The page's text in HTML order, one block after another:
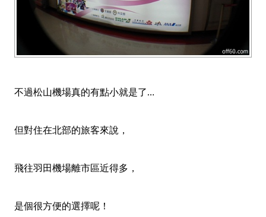
不過松山機場真的有點小就是了…
但對住在北部的旅客來說，
飛往羽田機場離市區近得多，
是個很方便的選擇呢！